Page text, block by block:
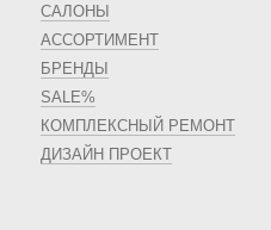
САЛОНЫ
АССОРТИМЕНТ
БРЕНДЫ
SALE%
КОМПЛЕКСНЫЙ РЕМОНТ
ДИЗАЙН ПРОЕКТ